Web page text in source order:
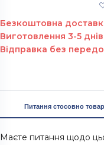
Безкоштовна
Виготовлення 3-5 днів
Відправка без
Питання стосовно
Маєте питання щодо